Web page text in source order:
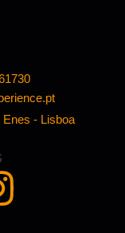
Enes - Lisboa